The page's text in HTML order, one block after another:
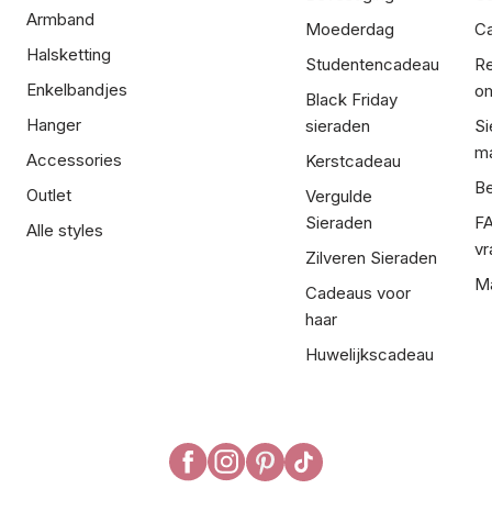
Armband
Halsketting
Enkelbandjes
Hanger
Accessories
Outlet
Alle styles
Moederdag
Studentencadeau
Black Friday
sieraden
Kerstcadeau
Vergulde
Sieraden
Zilveren Sieraden
Cadeaus voor
haar
Huwelijkscadeau